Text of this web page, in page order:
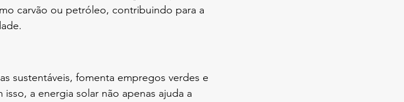
carvão ou petróleo, contribuindo para a
sustentáveis, fomenta empregos verdes e
a energia solar não apenas ajuda a